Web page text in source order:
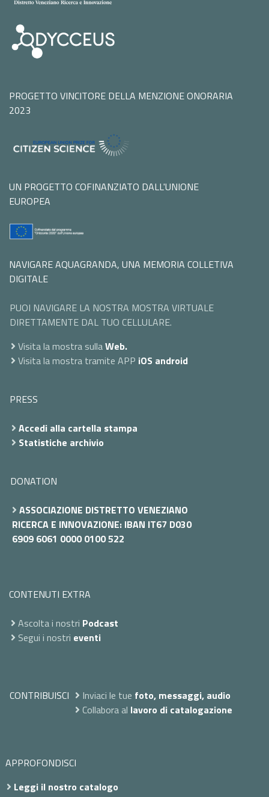
PROGETTO VINCITORE DELLA MENZIONE ONORARIA
2023
UN PROGETTO COFINANZIATO DALL'UNIONE
EUROPEA
NAVIGARE AQUAGRANDA, UNA MEMORIA COLLETIVA
DIGITALE
PUOI NAVIGARE LA NOSTRA MOSTRA VIRTUALE
DIRETTAMENTE DAL TUO CELLULARE.
Visita la mostra sullaWeb.
Visita la mostra tramite APP iOS android
PRESS
Accedi alla cartella stampa
Statistiche archivio
DONATION
ASSOCIAZIONE DISTRETTO VENEZIANO
RICERCA E INNOVAZIONE: IBAN IT67 D030
6909 6061 0000 0100 522
CONTENUTI EXTRA
Ascolta i nostri Podcast
Segui i nostri eventi
CONTRIBUISCI Inviaci le tue foto, messaggi, audio
Collabora al lavoro di catalogazione
APPROFONDISCI
Leggi il nostro catalogo